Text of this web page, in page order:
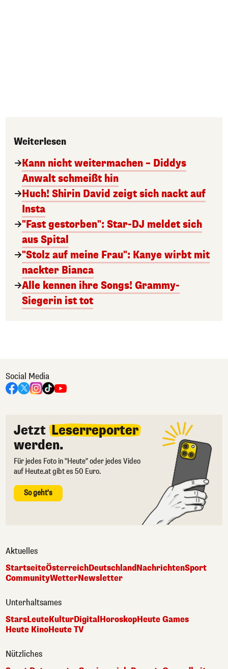
Weiterlesen
Kann nicht weitermachen – Diddys
Anwalt schmeißt hin
Huch! Shirin David zeigt sich nackt auf
Insta
"Fast gestorben": Star-DJ meldet sich
aus Spital
"Stolz auf meine Frau": Kanye wirbt mit
nackter Bianca
Alle kennen ihre Songs! Grammy-
Siegerin ist tot
Social Media
Jetzt Leserreporter
werden.
Für jedes Foto in "Heute" oder jedes Video
auf Heute.at gibt es 50 Euro.
So geht's
Aktuelles
StartseiteÖsterreichDeutschlandNachrichtenSport
CommunityWetterNewsletter
Unterhaltsames
StarsLeuteKulturDigitalHoroskopHeute Games
Heute KinoHeute TV
Nützliches